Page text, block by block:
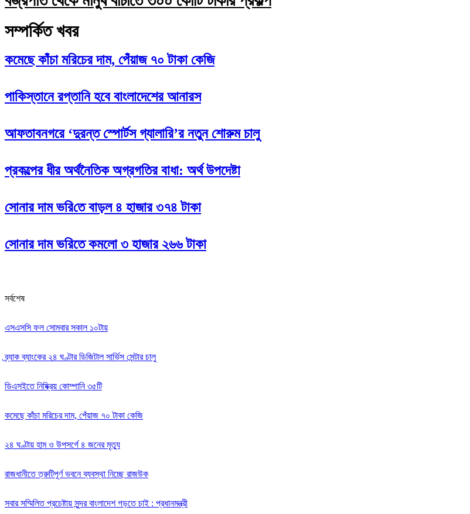
সম্পর্কিত খবর
কমেছে কাঁচা মরিচের দাম, পেঁয়াজ ৭০ টাকা কেজি
পাকিস্তানে রপ্তানি হবে বাংলাদেশের আনারস
আফতাবনগরে ‘দুরন্ত স্পোর্টস গ্যালারি’র নতুন শোরুম চালু
প্রকল্পের ধীর অর্থনৈতিক অগ্রগতির বাধা: অর্থ উপদেষ্টা
সোনার দাম ভ‌রি‌তে বাড়ল ৪ হাজার ৩৭৪ টাকা
সোনার দাম ভরিতে কমলো ৩ হাজার ২৬৬ টাকা
সর্বশেষ
এসএসসি ফল সোমবার সকাল ১০টায়
ব্র্যাক ব্যাংকের ২৪ ঘণ্টার ডিজিটাল সার্ভিস সেন্টার চালু
ডিএসইতে নিষ্ক্রিয় কোম্পানি ৩৫টি
কমেছে কাঁচা মরিচের দাম, পেঁয়াজ ৭০ টাকা কেজি
২৪ ঘণ্টায় হাম ও উপসর্গে ৪ জনের মৃত্যু
রাজধানীতে ত্রুটিপূর্ণ ভবনে ব্যবস্থা নিচ্ছে রাজউক
সবার সম্মিলিত প্রচেষ্টায় সুন্দর বাংলাদেশ গড়তে চাই : প্রধানমন্ত্রী